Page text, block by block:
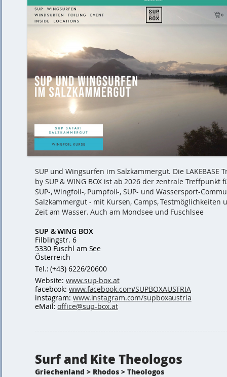
SUP und Wingsurfen im Salzkammergut. Die LAKEBASE
by SUP & WING BOX ist ab 2026 der zentrale Treffpunkt
SUP-, Wingfoil-, Pumpfoil-, SUP- und Wassersport-
Salzkammergut - mit Kursen, Camps, Testmöglichkeiten
Zeit am Wasser. Auch am Mondsee und Fuschlsee
SUP & WING BOX
Filblingstr. 6
5330 Fuschl am See
Österreich
Tel.: (+43) 6226/20600
Website:www.sup-box.at
facebook:www.facebook.com/SUPBOXAUSTRIA
instagram: www.instagram.com/supboxaustria
eMail:office@sup-box.at
Surf and Kite Theologos
Griechenland > Rhodos > Theologos